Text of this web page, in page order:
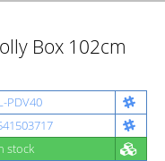
Box 102cm
PDV40
stock